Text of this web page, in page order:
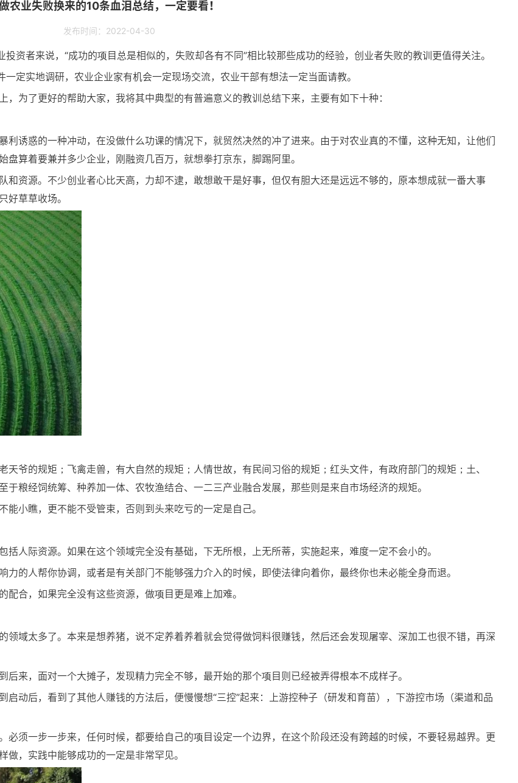
农业失败换来的10条血泪总结，一定要看！
发布时间：2022-04-30
资者来说，“成功的项目总是相似的，失败却各有不同”相比较那些成功的经验，创业者失败的教训更值得关注。
定实地调研，农业企业家有机会一定现场交流，农业干部有想法一定当面请教。
为了更好的帮助大家，我将其中典型的有普遍意义的教训总结下来，主要有如下十种：
诱惑的一种冲动，在没做什么功课的情况下，就贸然决然的冲了进来。由于对农业真的不懂，这种无知，让他们
算着要兼并多少企业，刚融资几百万，就想拳打京东，脚踢阿里。
和资源。不少创业者心比天高，力却不逮，敢想敢干是好事，但仅有胆大还是远远不够的，原本想成就一番大事
好草草收场。
爷的规矩；飞禽走兽，有大自然的规矩；人情世故，有民间习俗的规矩；红头文件，有政府部门的规矩；土、
粮经饲统筹、种养加一体、农牧渔结合、一二三产业融合发展，那些则是来自市场经济的规矩。
小瞧，更不能不受管束，否则到头来吃亏的一定是自己。
人际资源。如果在这个领域完全没有基础，下无所根，上无所蒂，实施起来，难度一定不会小的。
的人帮你协调，或者是有关部门不能够强力介入的时候，即使法律向着你，最终你也未必能全身而退。
合，如果完全没有这些资源，做项目更是难上加难。
域太多了。本来是想养猪，说不定养着养着就会觉得做饲料很赚钱，然后还会发现屠宰、深加工也很不错，再深
来，面对一个大摊子，发现精力完全不够，最开始的那个项目则已经被弄得根本不成样子。
动后，看到了其他人赚钱的方法后，便慢慢想“三控”起来：上游控种子（研发和育苗），下游控市场（渠道和品
须一步一步来，任何时候，都要给自己的项目设定一个边界，在这个阶段还没有跨越的时候，不要轻易越界。更
，实践中能够成功的一定是非常罕见。